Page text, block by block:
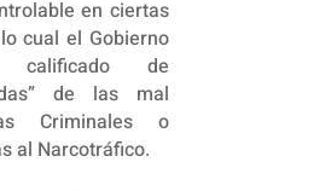
en ciertas
cual el Gobierno
calificado de
de las mal
Criminales o
al Narcotráfico.